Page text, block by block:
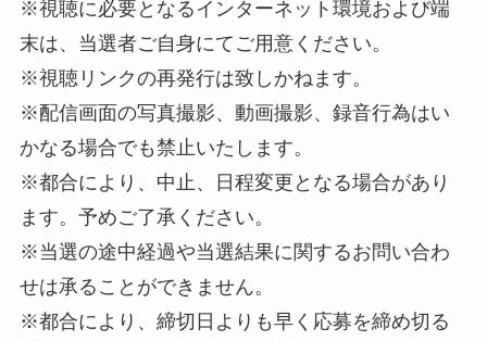
※視聴に必要となるインターネット環境および端
末は、当選者ご自身にてご用意ください。
※視聴リンクの再発行は致しかねます。
※配信画面の写真撮影、動画撮影、録音行為はい
かなる場合でも禁止いたします。
※都合により、中止、日程変更となる場合があり
ます。予めご了承ください。
※当選の途中経過や当選結果に関するお問い合わ
せは承ることができません。
※都合により、締切日よりも早く応募を締め切る